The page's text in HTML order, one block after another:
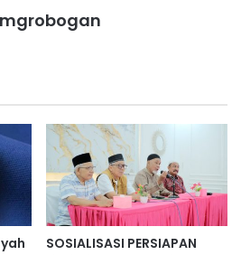
SOSIALISASI PERSIAPAN